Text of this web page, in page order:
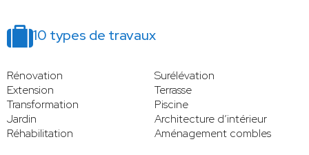
10 types de travaux
Rénovation
Surélévation
Extension
Terrasse
Transformation
Piscine
Jardin
Architecture d’intérieur
Réhabilitation
Aménagement combles